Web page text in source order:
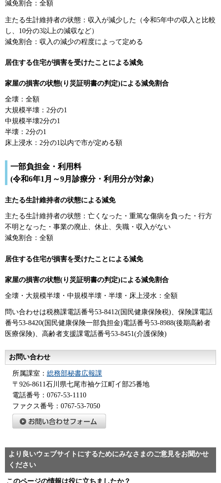
減免割合：全額
主たる生計維持者の状態：収入が減少した（令和5年中の収入と比較
し、10分の3以上の減収など）
減免割合：収入の減少の程度によって定める
居住する住宅が損害を受けたことによる減免
家屋の損害の状態(り災証明書の判定)による減免割合
全壊：全額
大規模半壊：2分の1
中規模半壊2分の1
半壊：2分の1
床上浸水：2分の1以内で市が定める額
一部負担金・利用料
(令和6年1月～9月診療分・利用分が対象)
主たる生計維持者の状態による減免
主たる生計維持者の状態：亡くなった・重篤な傷病を負った・行方
不明となった・事業の廃止、休止、失職・収入がない
減免割合：全額
居住する住宅が損害を受けたことによる減免
家屋の損害の状態(り災証明書の判定)による減免割合
全壊・大規模半壊・中規模半壊・半壊・床上浸水：全額
問い合わせは税務課電話番号53-8412(国民健康保険税)、保険課電話
番号53-8420(国民健康保険一部負担金)電話番号53-8988(後期高齢者
医療保険)、高齢者支援課電話番号53-8451(介護保険)
お問い合わせ
所属課室： 総務部秘書広報課
〒926-8611石川県七尾市袖ケ江町イ部25番地
電話番号：0767-53-1110
ファクス番号：0767-53-7050
より良いウェブサイトにするためにみなさまのご意見をお聞かせ
ください
このページの情報は役に立ちましたか？